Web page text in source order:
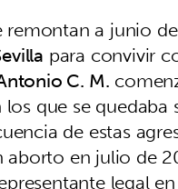
remontan a junio
para convivir
C. M.
que se
de estas
aborto en julio de
legal